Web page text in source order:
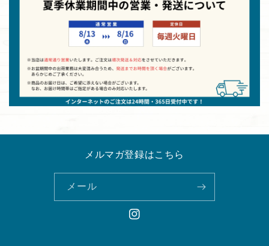
メルマガ登録はこちら
メール
Instagram